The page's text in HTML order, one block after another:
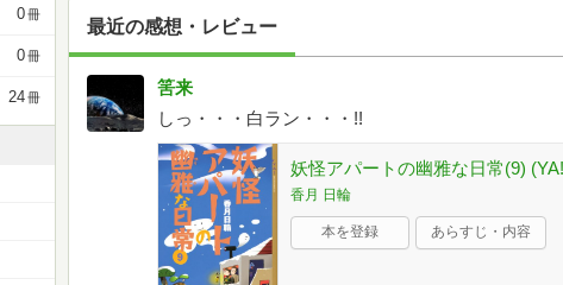
最近の感想・レビュー
筈来
しっ・・・白ラン・・・!!
妖怪アパートの幽雅な日常(9)
香月 日輪
本を登録 あらすじ・内容
0冊
0冊
24冊